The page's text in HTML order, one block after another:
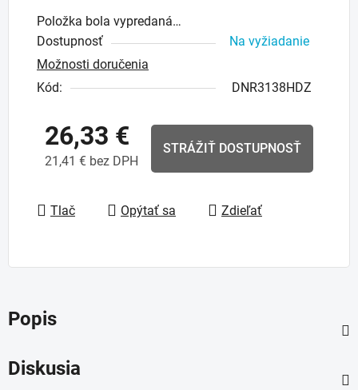
Položka bola vypredaná…
Dostupnosť
Na vyžiadanie
Možnosti doručenia
Kód:
DNR3138HDZ
26,33 €
21,41 € bez DPH
STRÁŽIŤ DOSTUPNOSŤ
Tlač Opýtať sa Zdieľať
Popis
Diskusia